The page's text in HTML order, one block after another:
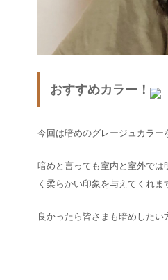
おすすめカラー！
今回は暗めのグレージュカラー
暗めと言っても室内と室外で
く柔らかい印象を与えてくれ
良かったら皆さまも暗めしたい